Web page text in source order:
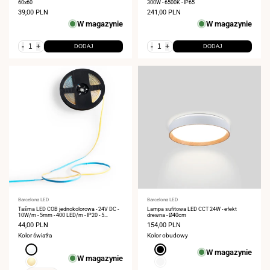
60x60
Cena
39,00 PLN
W magazynie
- + DODAJ
300W - 6500K - IP65
Cena
241,00 PLN
W magazynie
- + DODAJ
Dostawca:
Barcelona LED
Taśma LED COB jednokolorowa - 24V DC -
10W/m - 5mm - 400 LED/m - IP20 - 5
Cena
sprzedaży
44,00 PLN
Kolor światła
Neutralna
biel
Ciepła
W magazynie
Dostawca:
Barcelona LED
Lampa sufitowa LED CCT 24W - efekt
drewna - Ø40cm
Cena
sprzedaży
154,00 PLN
Kolor obudowy
Czarny
W magazynie